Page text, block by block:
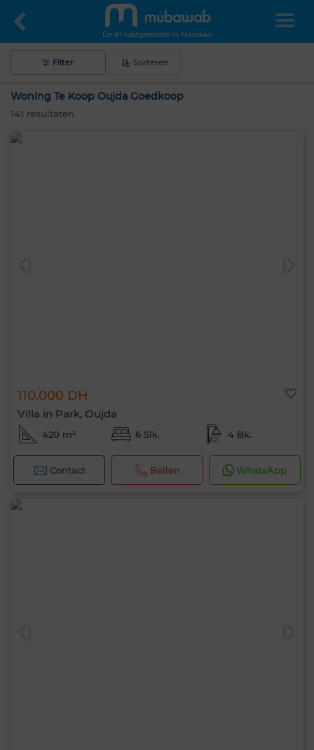
De #1 vastgoedsite in Marokko
Filter Sorteren
Woning Te Koop Oujda Goedkoop
141 resultaten
110.000 DH
Villa in Park, Oujda
420 m² 6 Slk. 4 Bk.
Contact Bellen WhatsApp